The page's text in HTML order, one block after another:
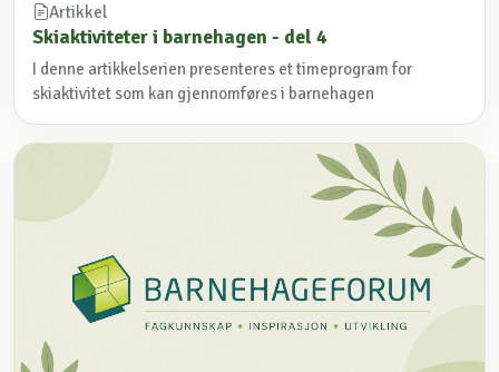
Artikkel
Skiaktiviteter i barnehagen - del 4
I denne artikkelserien presenteres et timeprogram for
skiaktivitet som kan gjennomføres i barnehagen